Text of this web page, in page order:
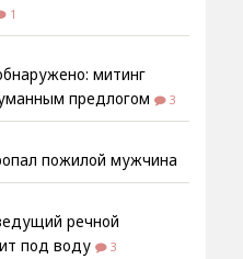
1
митинг
предлогом
3
пожилой мужчина
речной
под воду
3